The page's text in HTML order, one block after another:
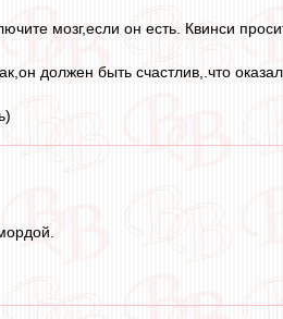
мозг,если он есть. Квинси
должен быть счастлив,.что